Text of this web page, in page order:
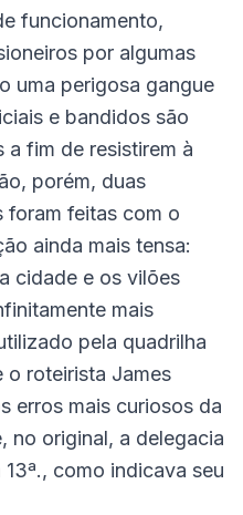
funcionamento,
por algumas
uma perigosa gangue
e bandidos são
a fim de resistirem à
porém, duas
foram feitas com o
ainda mais tensa:
cidade e os vilões
mais
pela quadrilha
o roteirista James
erros mais curiosos da
no original, a delegacia
como indicava seu